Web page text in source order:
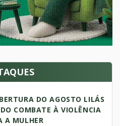
DO AGOSTO LILÁS
COMBATE À VIOLÊNCIA
A MULHER